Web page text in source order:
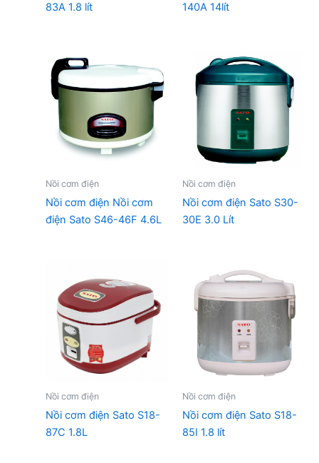
83A 1.8 lít
140A 14lít
Nồi cơm điện
Nồi cơm điện Nồi cơm
điện Sato S46-46F 4.6L
Nồi cơm điện
Nồi cơm điện Sato S30-
30E 3.0 Lít
Nồi cơm điện
Nồi cơm điện Sato S18-
87C 1.8L
Nồi cơm điện
Nồi cơm điện Sato S18-
85I 1.8 lít